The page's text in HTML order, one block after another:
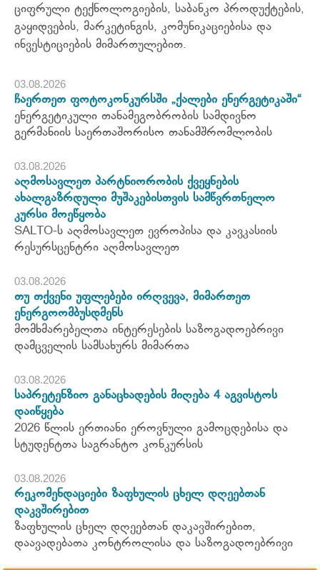
ციფრული ტექნოლოგიების, საბანკო პროდუქტების,
გაყიდვების, მარკეტინგის, კომუნიკაციებისა და
ინვესტიციების მიმართულებით.
03.08.2026
ჩაერთეთ ფოტოკონკურსში „ქალები ენერგეტიკაში“
ენერგეტიკული თანამეგობრობის სამდივნო
გერმანიის საერთაშორისო თანამშრომლობის
03.08.2026
აღმოსავლეთ პარტნიორობის ქვეყნების
ახალგაზრდული მუშაკებისთვის სამწვრთნელო
კურსი მოეწყობა
SALTO-ს აღმოსავლეთ ევროპისა და კავკასიის
რესურსცენტრი აღმოსავლეთ
03.08.2026
თუ თქვენი უფლებები ირღვევა, მიმართეთ
ენერგოომბუსდმენს
მომხმარებელთა ინტერესების საზოგადოებრივი
დამცველის სამსახურს მიმართა
03.08.2026
საპრეტენზიო განაცხადების მიღება 4 აგვისტოს
დაიწყება
2026 წლის ერთიანი ეროვნული გამოცდებისა და
სტუდენტთა საგრანტო კონკურსის
03.08.2026
რეკომენდაციები ზაფხულის ცხელ დღეებთან
დაკვშირებით
ზაფხულის ცხელ დღეებთან დაკავშირებით,
დაავადებათა კონტროლისა და საზოგადოებრივი